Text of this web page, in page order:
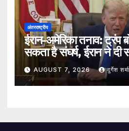
अंतरराष्ट्रीय
ईरान-अमेरिका तनाव: ट्रंप
सकता है संघर्ष, ईरान ने दी
AUGUST 7, 2026 दुर्गेश शर्मा